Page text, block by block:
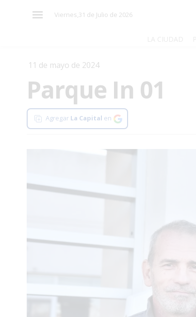
Viernes,31 de Julio de 2026
Mundo
Gastronomía
General
11 de mayo de 2024
Parque In 01
Agregar La Capital en